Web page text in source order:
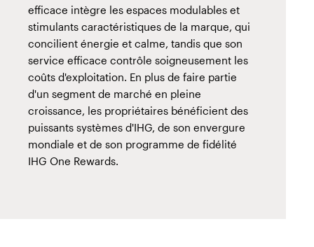
efficace intègre les espaces modulables et
stimulants caractéristiques de la marque, qui
concilient énergie et calme, tandis que son
service efficace contrôle soigneusement les
coûts d'exploitation. En plus de faire partie
d'un segment de marché en pleine
croissance, les propriétaires bénéficient des
puissants systèmes d'IHG, de son envergure
mondiale et de son programme de fidélité
IHG One Rewards.